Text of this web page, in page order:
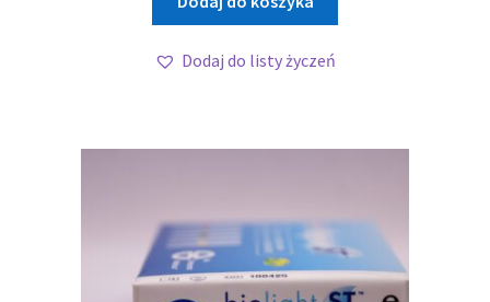
Dodaj do listy życzeń